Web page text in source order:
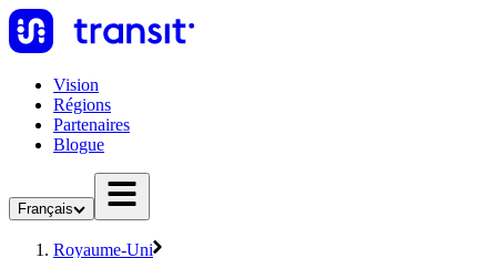
Vision
Régions
Partenaires
Blogue
Français
Royaume-Uni